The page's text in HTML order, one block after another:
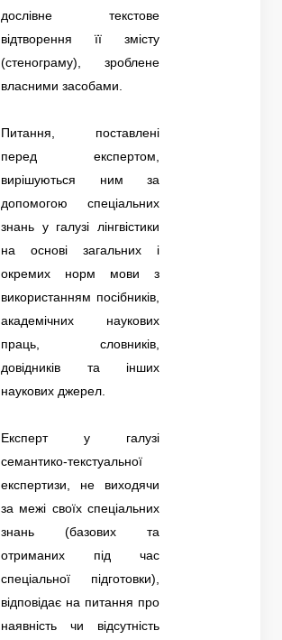
дослівне текстове
відтворення її змісту
(стенограму), зроблене
власними засобами.
Питання, поставлені
перед експертом,
вирішуються ним за
допомогою спеціальних
знань у галузі лінгвістики
на основі загальних і
окремих норм мови з
використанням посібників,
академічних наукових
праць, словників,
довідників та інших
наукових джерел.
Експерт у галузі
семантико-текстуальної
експертизи, не виходячи
за межі своїх спеціальних
знань (базових та
отриманих під час
спеціальної підготовки),
відповідає на питання про
наявність чи відсутність